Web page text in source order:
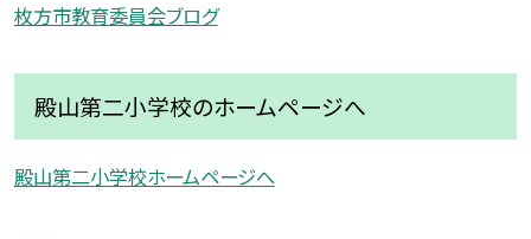
枚方市教育委員会ブログ
殿山第二小学校のホームページへ
殿山第二小学校ホームページへ